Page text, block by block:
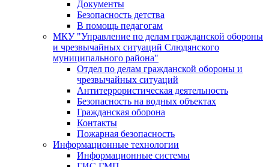
Документы
Безопасность детства
В помощь педагогам
МКУ "Управление по делам гражданской обороны
и чрезвычайных ситуаций Слюдянского
муниципального района"
Отдел по делам гражданской обороны и
чрезвычайных ситуаций
Антитеррористическая деятельность
Безопасность на водных объектах
Гражданская оборона
Контакты
Пожарная безопасность
Информационные технологии
Информационные системы